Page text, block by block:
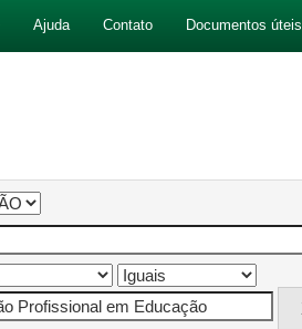
Ajuda Contato Documentos úteis